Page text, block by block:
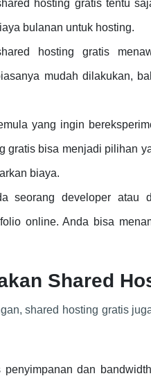
hosting gratis tentu
bulanan untuk hosting.
hosting gratis
mudah dilakukan,
yang ingin
gratis bisa menjadi pilihan
biaya.
seorang developer atau
online. Anda bisa
Shared
shared hosting gratis
penyimpanan dan